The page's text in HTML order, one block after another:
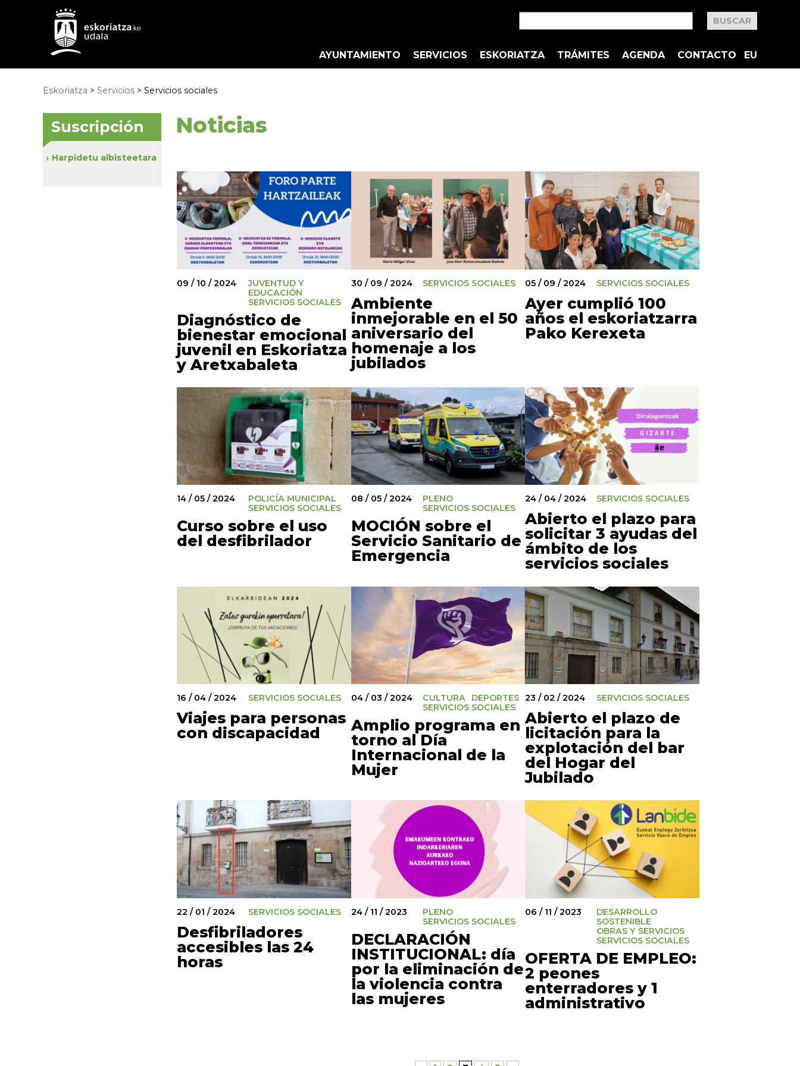
AYUNTAMIENTO SERVICIOS ESKORIATZA TRÁMITES AGENDA CONTACTO EU
Eskoriatza > Servicios > Servicios sociales
Noticias
09 / 10 / 2024
JUVENTUD Y
EDUCACIÓN
SERVICIOS SOCIALES
Diagnóstico de
bienestar emocional
juvenil en Eskoriatza
y Aretxabaleta
30 / 09 / 2024 SERVICIOS SOCIALES
Ambiente
inmejorable en el 50
aniversario del
homenaje a los
jubilados
05 / 09 / 2024 SERVICIOS SOCIALES
Ayer cumplió 100
años el eskoriatzarra
Pako Kerexeta
14 / 05 / 2024
POLICÍA MUNICIPAL
SERVICIOS SOCIALES
Curso sobre el uso
del desfibrilador
08 / 05 / 2024
PLENO
SERVICIOS SOCIALES
MOCIÓN sobre el
Servicio Sanitario de
Emergencia
24 / 04 / 2024 SERVICIOS SOCIALES
Abierto el plazo para
solicitar 3 ayudas del
ámbito de los
servicios sociales
16 / 04 / 2024 SERVICIOS SOCIALES
Viajes para personas
con discapacidad
04 / 03 / 2024 CULTURA
DEPORTES
SERVICIOS SOCIALES
Amplio programa en
torno al Día
Internacional de la
Mujer
23 / 02 / 2024 SERVICIOS SOCIALES
Abierto el plazo de
licitación para la
explotación del bar
del Hogar del
Jubilado
22 / 01 / 2024 SERVICIOS SOCIALES
Desfibriladores
accesibles las 24
horas
24 / 11 / 2023
PLENO
SERVICIOS SOCIALES
DECLARACIÓN
INSTITUCIONAL: día
por la eliminación de
la violencia contra
las mujeres
06 / 11 / 2023
DESARROLLO
SOSTENIBLE
OBRAS Y SERVICIOS
SERVICIOS SOCIALES
OFERTA DE EMPLEO:
2 peones
enterradores y 1
administrativo
Suscripción
Harpidetu albisteetara